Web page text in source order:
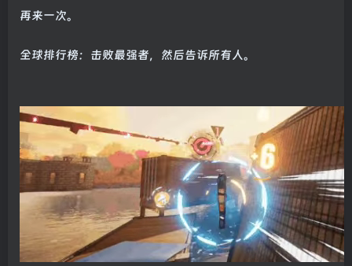
再来一次。
全球排行榜：击败最强者，然后告诉所有人。